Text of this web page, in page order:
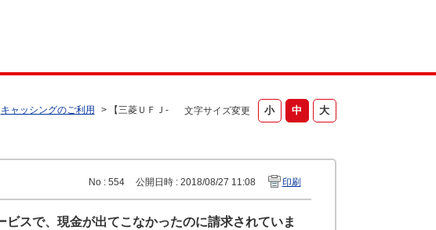
文字サイズ変更
キャッシングのご利用 >
【三菱ＵＦＪ-
No : 554 公開日時 : 2018/08/27 11:08 印刷
ビスで、現金が出てこなかったのに請求されていま